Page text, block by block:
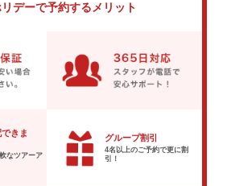
デーで予約するメリット
きま
なツアーア
グループ割引
4名以上のご予約で更に割
引！